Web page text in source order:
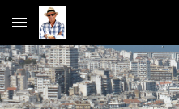
Skip to main content